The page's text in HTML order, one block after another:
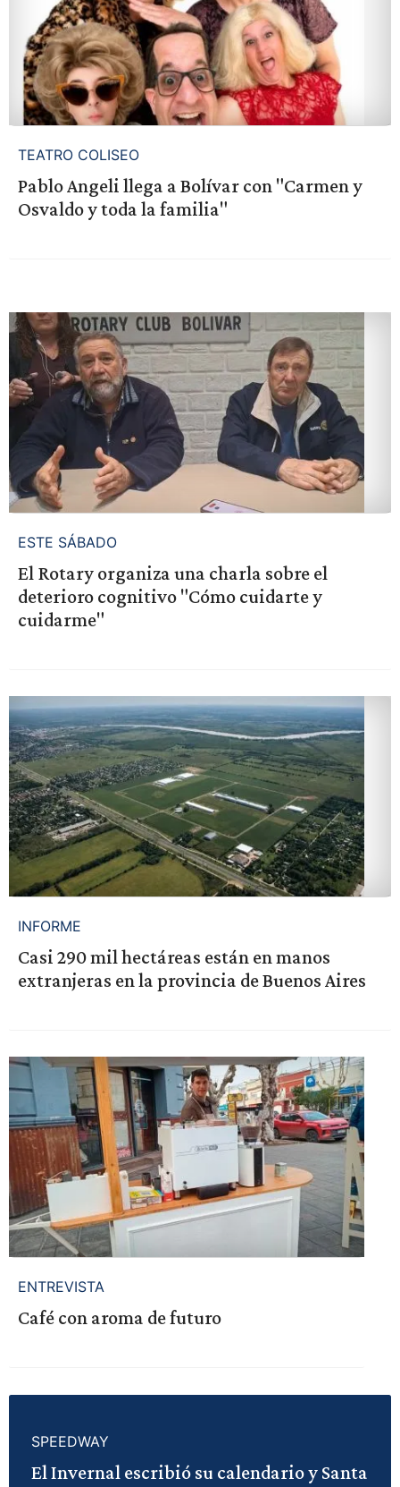
TEATRO COLISEO
Pablo Angeli llega a Bolívar con "Carmen y
Osvaldo y toda la familia"
ESTE SÁBADO
El Rotary organiza una charla sobre el
deterioro cognitivo "Cómo cuidarte y
cuidarme"
INFORME
Casi 290 mil hectáreas están en manos
extranjeras en la provincia de Buenos Aires
ENTREVISTA
Café con aroma de futuro
SPEEDWAY
El Invernal escribió su calendario y Santa